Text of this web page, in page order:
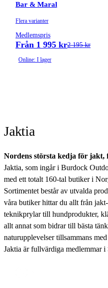
Bar & Maral
Flera varianter
Medlemspris
Från 1 995 kr2 195 kr
Online: I lager
Jaktia
Nordens största kedja för jakt,
Jaktia, som ingår i Burdock
med ett totalt 160-tal butiker i
Sortimentet består av utvalda
våra butiker hittar du allt från
teknikprylar till hundprodukter,
allt annat som bidrar till bästa
naturupplevelser tillsammans
Jaktia är fullvärdiga medlemmar i